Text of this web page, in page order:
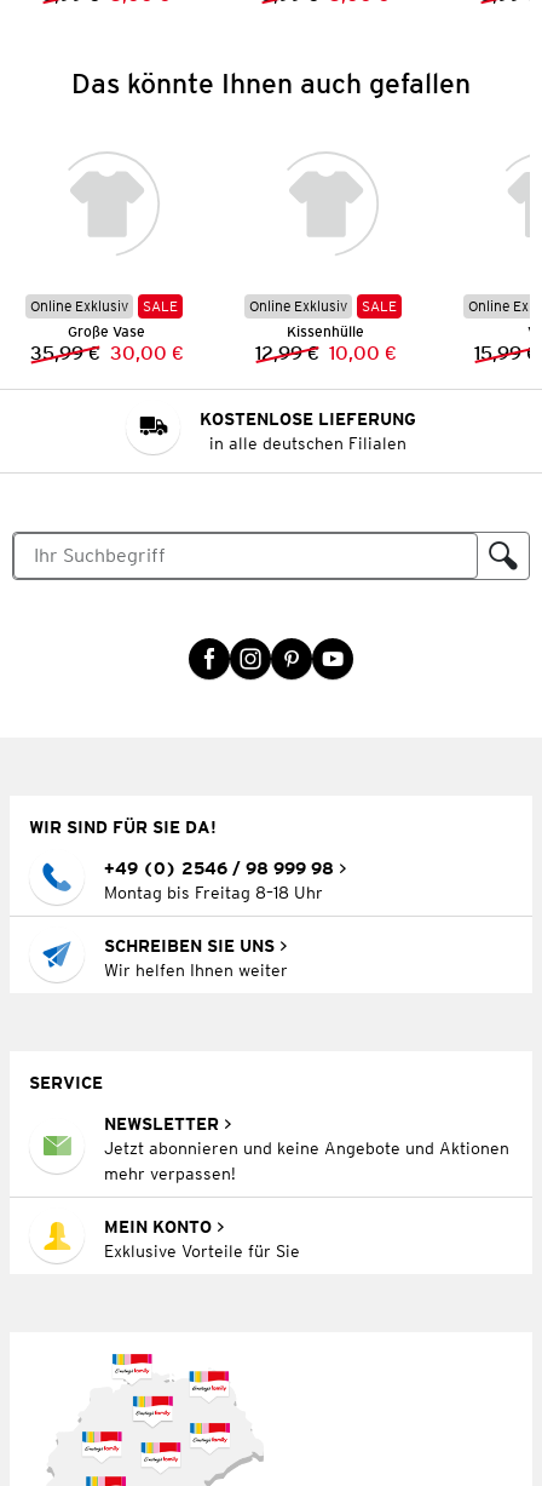
Das könnte Ihnen auch gefallen
Online Exklusiv
SALE
Große Vase
Vorheriger Preis:
35,99 € Neuer Preis:
30,00 €
Online Exklusiv
SALE
Kissenhülle
Vorheriger Preis:
12,99 € Neuer Preis:
10,00 €
Online
15,99 €
KOSTENLOSE LIEFERUNG
in alle deutschen Filialen
WIR SIND FÜR SIE DA!
+49 (0) 2546 / 98 999 98
Montag bis Freitag 8–18 Uhr
SCHREIBEN SIE UNS
Wir helfen Ihnen weiter
SERVICE
NEWSLETTER
Jetzt abonnieren und keine Angebote und Aktionen
mehr verpassen!
MEIN KONTO
Exklusive Vorteile für Sie